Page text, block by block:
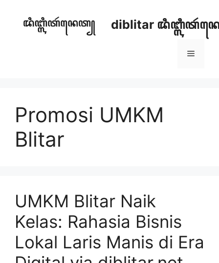
content
diblitar
Menu
Promosi UMKM
Blitar
UMKM Blitar Naik
Kelas: Rahasia Bisnis
Lokal Laris Manis di Era